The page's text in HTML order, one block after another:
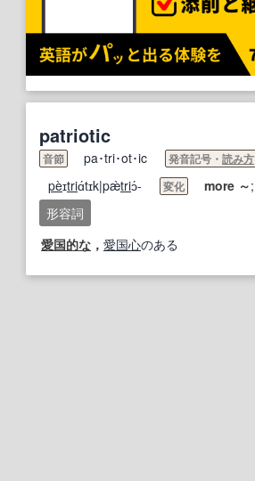
patriotic
音節 pa･tri･ot･ic 発音記号・ 読み方
pèɪtriɑ́tɪk|pæ̀triɔ́- 変化 more ～;
形容詞
愛国的な ， 愛国心のある